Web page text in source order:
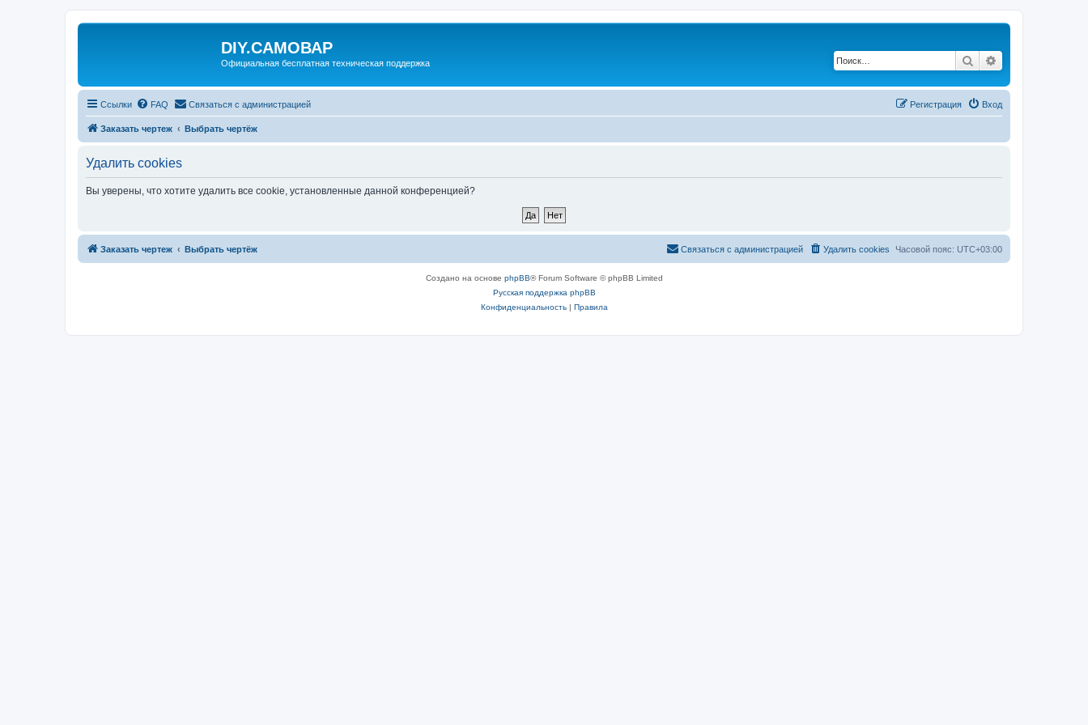
DIY.САМОВАР
Официальная бесплатная техническая поддержка Поиск
Ссылки FAQ Связаться с администрацией Вход
Регистрация
Заказать чертеж Выбрать чертёж
Удалить cookies
Вы уверены, что хотите удалить все cookie, установленные данной конференцией?
Заказать чертеж Выбрать чертёж Часовой пояс: UTC+03:00
Удалить cookies
Связаться с администрацией
Создано на основе phpBB® Forum Software © phpBB Limited
Русская поддержка phpBB
Конфиденциальность| Правила